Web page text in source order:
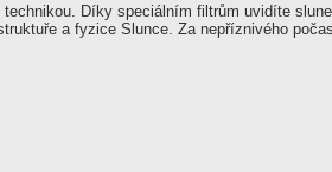
Díky speciálním filtrům uvidíte
a fyzice Slunce. Za nepříznivého